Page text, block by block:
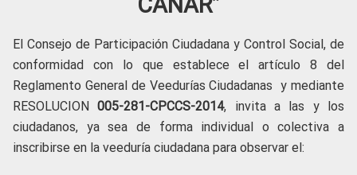
El Consejo de Participación Ciudadana y Control Social, de
conformidad con lo que establece el artículo 8 del
Reglamento General de Veedurías Ciudadanas y mediante
RESOLUCION005-281-CPCCS-2014, invita a las y los
ciudadanos, ya sea de forma individual o colectiva a
inscribirse en la veeduría ciudadana para observar el: